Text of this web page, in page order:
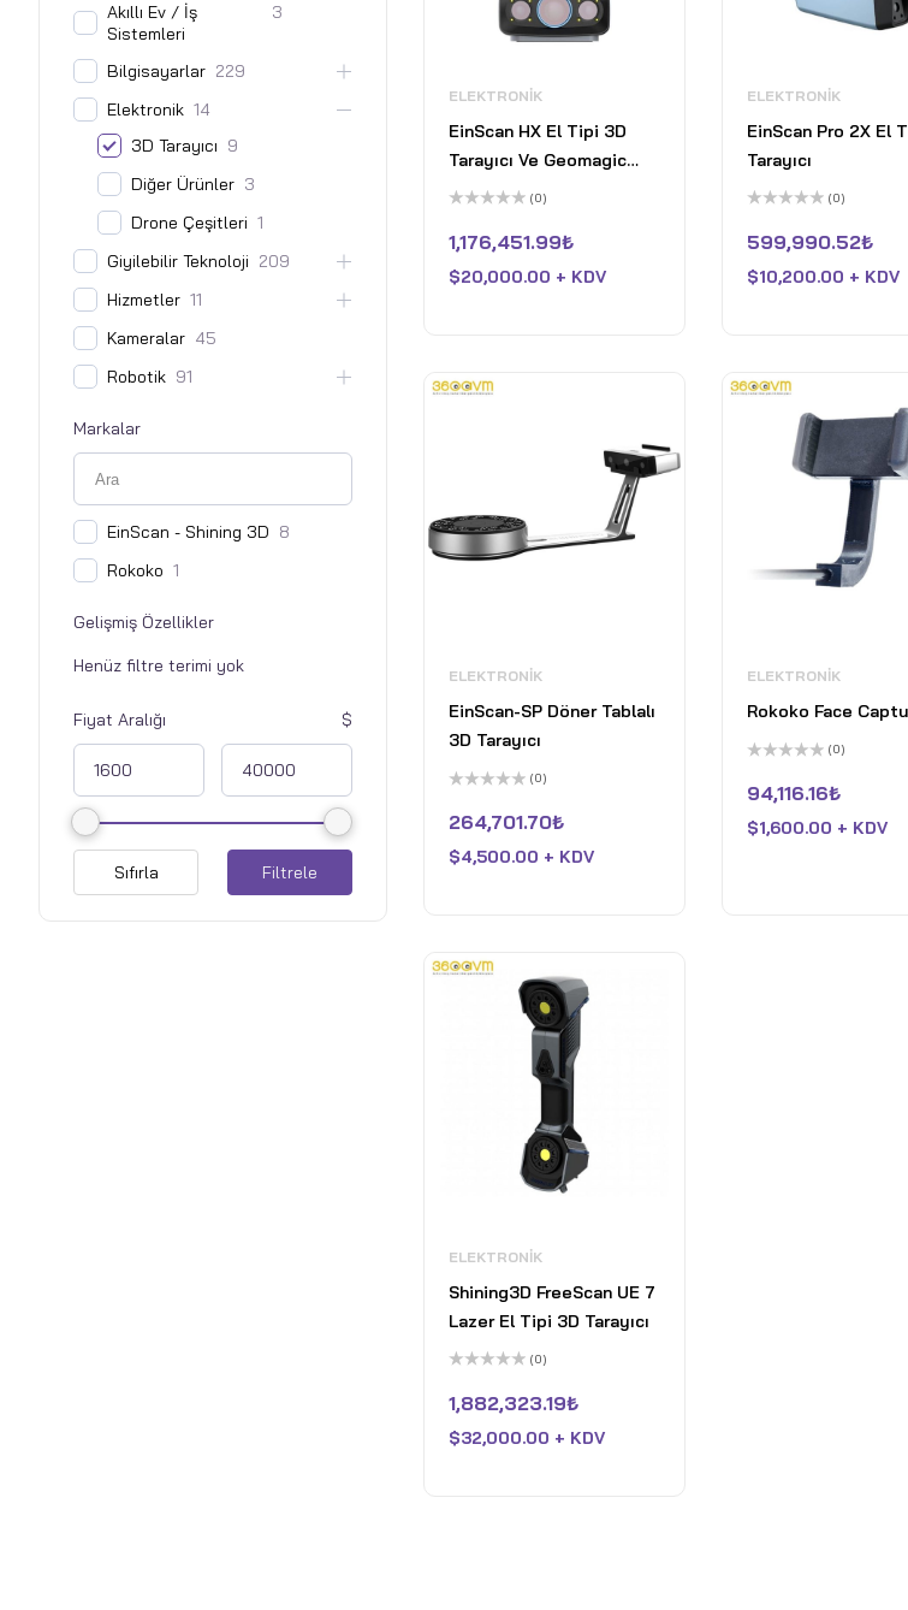
Akıllı Ev / İş
Sistemleri
3
Bilgisayarlar 229
Elektronik 14
3D Tarayıcı 9
Diğer Ürünler 3
Drone Çeşitleri 1
Giyilebilir Teknoloji 209
Hizmetler 11
Kameralar 45
Robotik 91
Markalar
EinScan - Shining 3D 8
Rokoko 1
Gelişmiş Özellikler
Fiyat Aralığı
Filtrele
Sıfırla
ELEKTRONIK
EinScan HX El Tipi 3D
Tarayıcı Ve Geomagic
Essentials Yazılımı
üzerinden
0
aldı
(0)
1,176,451.99₺
$20,000.00 + KDV
ELEKTRONIK
EinScan Pro 2X El
Tarayıcı
üzerinden
0
aldı
(0)
599,990.52₺
$10,200.00 + KDV
ELEKTRONIK
EinScan-SP Döner Tablalı
3D Tarayıcı
üzerinden
0
aldı
(0)
264,701.70₺
$4,500.00 + KDV
ELEKTRONIK
Rokoko Face
üzerinden
0
aldı
(0)
94,116.16₺
$1,600.00 + KDV
ELEKTRONIK
Shining3D FreeScan UE 7
Lazer El Tipi 3D Tarayıcı
üzerinden
0
aldı
(0)
1,882,323.19₺
$32,000.00 + KDV